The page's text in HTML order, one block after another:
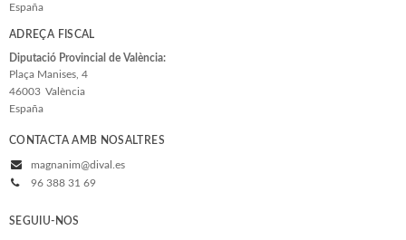
COL·LECCIONS
Adés & Ara
Antologies
Arquitectura y Urbanismo
España
ADREÇA FISCAL
Diputació Provincial de València:
Plaça Manises, 4
46003 València
España
CONTACTA AMB NOSALTRES
magnanim@dival.es
96 388 31 69
SEGUIU-NOS